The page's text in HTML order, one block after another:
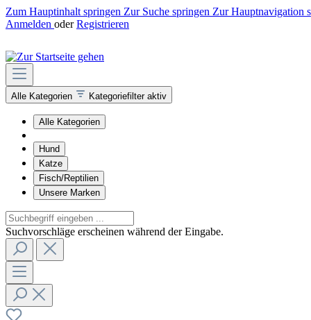
Zum Hauptinhalt springen Zur Suche springen Zur Hauptnavigation
Anmelden oder Registrieren
Alle Kategorien Kategoriefilter aktiv
Alle Kategorien
Hund
Katze
Fisch/Reptilien
Unsere Marken
Suchvorschläge erscheinen während der Eingabe.